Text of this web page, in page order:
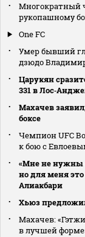
Многократный
рукопашному
One FC
Умер бывший
дзюдо
Царукян
331 в
Махачев
боксе
Чемпион UFC
к бою с
«Мне не нужны
но для меня
Алиакбари
Хьюз
Махачев:
в лучшей